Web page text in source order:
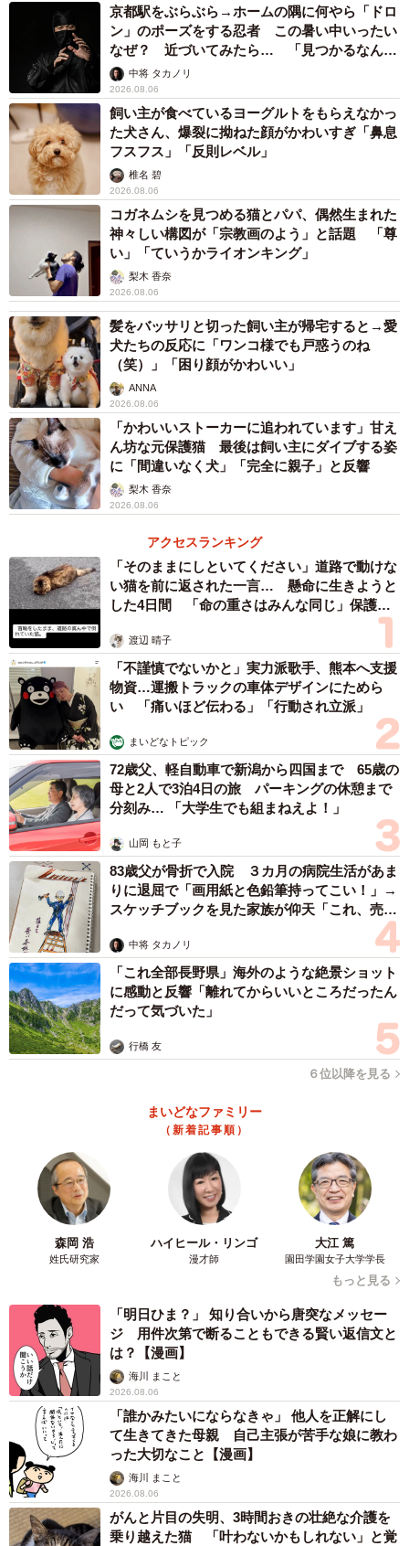
京都駅をぶらぶら→ホームの隅に何やら「ドロ
ン」のポーズをする忍者 この暑い中いったい
なぜ？ 近づいてみたら… 「見つかるなんて
未熟」中将 タカノリ
2026.08.06
飼い主が食べているヨーグルトをもらえなかっ
た犬さん、爆裂に拗ねた顔がかわいすぎ「鼻息
フスフス」「反則レベル」
椎名 碧
2026.08.06
コガネムシを見つめる猫とパパ、偶然生まれた
神々しい構図が「宗教画のよう」と話題 「尊
い」「ていうかライオンキング」
梨木 香奈
2026.08.06
髪をバッサリと切った飼い主が帰宅すると→愛
犬たちの反応に「ワンコ様でも戸惑うのね
（笑）」「困り顔がかわいい」
ANNA
2026.08.06
「かわいいストーカーに追われています」甘え
ん坊な元保護猫 最後は飼い主にダイブする姿
に「間違いなく犬」「完全に親子」と反響
梨木 香奈
2026.08.06
アクセスランキング
「そのままにしといてください」道路で動けな
い猫を前に返された一言… 懸命に生きようと
した4日間 「命の重さはみんな同じ」保護団
渡辺 晴子
「不謹慎でないかと」実力派歌手、熊本へ支援
物資…運搬トラックの車体デザインにためら
い 「痛いほど伝わる」「行動され立派」
まいどなトピック
72歳父、軽自動車で新潟から四国まで 65歳の
母と2人で3泊4日の旅 パーキングの休憩まで
分刻み… 「大学生でも組まねえよ！」
山岡 もと子
83歳父が骨折で入院 ３カ月の病院生活があま
りに退屈で「画用紙と色鉛筆持ってこい！」→
スケッチブックを見た家族が仰天「これ、売れ
中将 タカノリ
「これ全部長野県」海外のような絶景ショット
に感動と反響「離れてからいいところだったん
だって気づいた」
行橋 友
６位以降を見る
まいどなファミリー
（新着記事順）
森岡 浩
姓氏研究家
ハイヒール・リンゴ
漫才師
大江 篤
園田学園女子大学学長
もっと見る
「明日ひま？」 知り合いから唐突なメッセー
ジ 用件次第で断ることもできる賢い返信文と
は？【漫画】
海川 まこと
2026.08.06
「誰かみたいにならなきゃ」 他人を正解にし
て生きてきた母親 自己主張が苦手な娘に教わ
った大切なこと【漫画】
海川 まこと
2026.08.06
がんと片目の失明、3時間おきの壮絶な介護を
乗り越えた猫 「叶わないかもしれない」と覚